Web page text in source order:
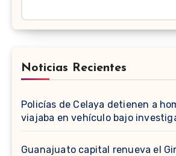
Noticias Recientes
Policías de Celaya detienen a
viajaba en vehículo bajo
Guanajuato capital renueva el